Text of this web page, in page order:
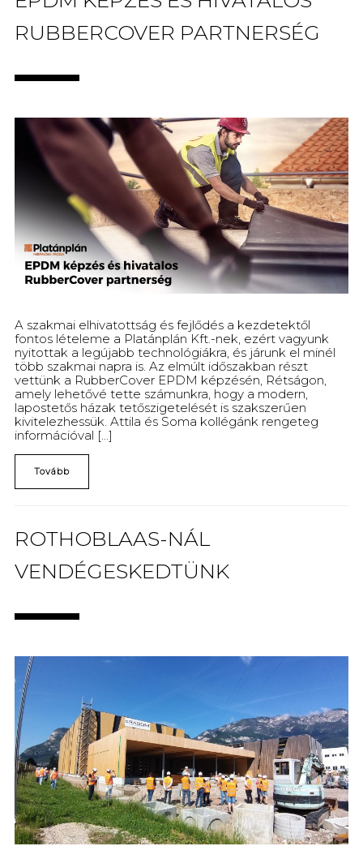
RUBBERCOVER PARTNERSÉG
A szakmai elhivatottság és fejlődés a kezdetektől
fontos lételeme a Platánplán Kft.-nek, ezért vagyunk
nyitottak a legújabb technológiákra, és járunk el minél
több szakmai napra is. Az elmúlt időszakban részt
vettünk a RubberCover EPDM képzésén, Rétságon,
amely lehetővé tette számunkra, hogy a modern,
lapostetős házak tetőszigetelését is szakszerűen
kivitelezhessük. Attila és Soma kollégánk rengeteg
információval [...]
Tovább
ROTHOBLAAS-NÁL
VENDÉGESKEDTÜNK